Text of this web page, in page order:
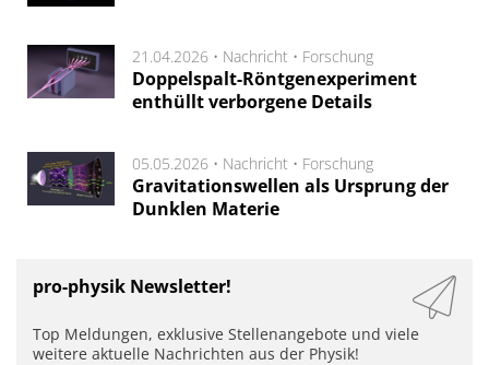
21.04.2026 • Nachricht • Forschung
Doppelspalt-Röntgenexperiment
enthüllt verborgene Details
05.05.2026 • Nachricht • Forschung
Gravitationswellen als Ursprung der
Dunklen Materie
pro-physik Newsletter!
Top Meldungen, exklusive Stellenangebote und viele
weitere aktuelle Nachrichten aus der Physik!